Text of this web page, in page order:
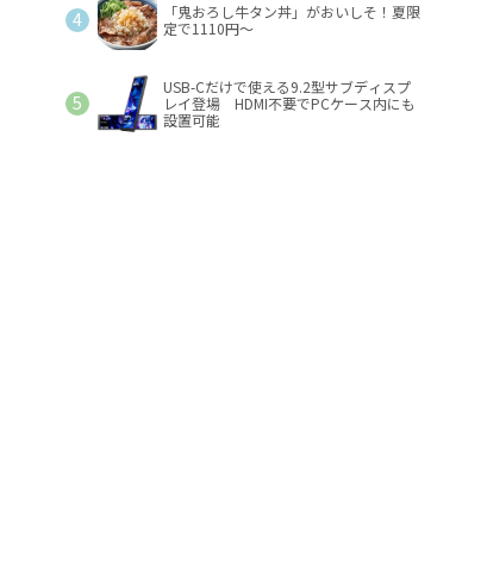
「鬼おろし牛タン丼」がおいしそ！夏限
定で1110円～
USB-Cだけで使える9.2型サブディスプ
レイ登場 HDMI不要でPCケース内にも
設置可能